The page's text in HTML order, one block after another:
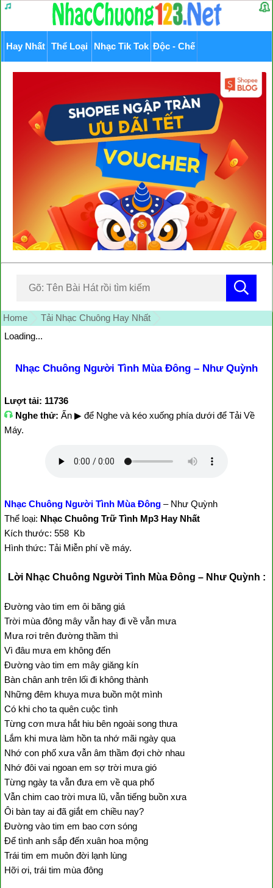
Hay Nhất Thể Loại Nhạc Tik Tok Độc - Chế
Home
Tải Nhạc Chuông Hay Nhất
Loading...
Nhạc Chuông Người Tình Mùa Đông – Như Quỳnh
Lượt tải: 11736
Nghe thử: Ấn ▶ để Nghe và kéo xuống phía dưới để Tải Về
Máy.
Nhạc Chuông Người Tình Mùa Đông – Như Quỳnh
Thể loại: Nhạc Chuông Trữ Tình Mp3 Hay Nhất
Kích thước: 558 Kb
Hình thức: Tải Miễn phí về máy.
Lời Nhạc Chuông Người Tình Mùa Đông – Như Quỳnh :
Đường vào tim em ôi băng giá
Trời mùa đông mây vẫn hay đi về vẫn mưa
Mưa rơi trên đường thầm thì
Vì đâu mưa em không đến
Đường vào tim em mây giăng kín
Bàn chân anh trên lối đi không thành
Những đêm khuya mưa buồn một mình
Có khi cho ta quên cuộc tình
Từng cơn mưa hắt hiu bên ngoài song thưa
Lắm khi mưa làm hồn ta nhớ mãi ngày qua
Nhớ con phố xưa vẫn âm thầm đợi chờ nhau
Nhớ đôi vai ngoan em sợ trời mưa gió
Từng ngày ta vẫn đưa em về qua phố
Vẫn chim cao trời mưa lũ, vẫn tiếng buồn xưa
Ôi bàn tay ai đã giắt em chiều nay?
Đường vào tim em bao cơn sóng
Để tình anh sắp đến xuân hoa mộng
Trái tim em muôn đời lạnh lùng
Hỡi ơi, trái tim mùa đông